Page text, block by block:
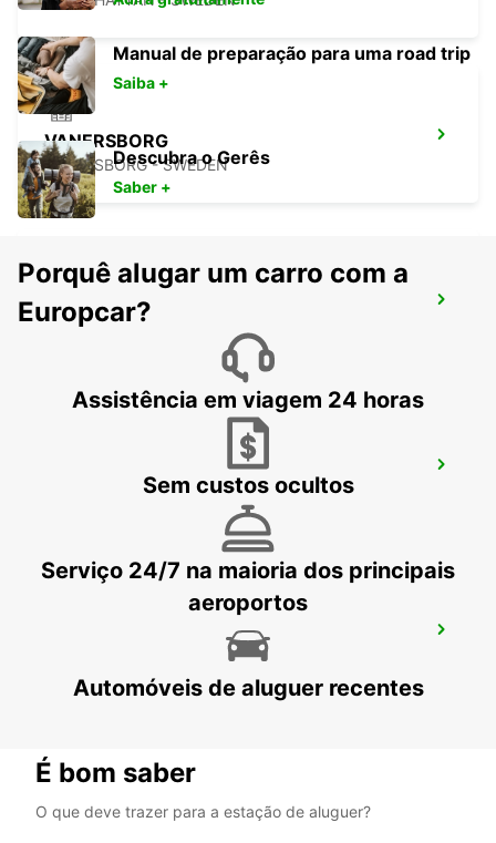
VANERSBORG
VANERSBORG - SWEDEN
SKOVDE TAGSTATION
SKOVDE - SWEDEN
SKOVDE - IKC
SKOVDE - SWEDEN
Manual de preparação para uma road trip
Saiba +
Descubra o Gerês
Saber +
Porquê alugar um carro com a
Europcar?
Assistência em viagem 24 horas
Sem custos ocultos
Serviço 24/7 na maioria dos principais
aeroportos
Automóveis de aluguer recentes
É bom saber
O que deve trazer para a estação de aluguer?